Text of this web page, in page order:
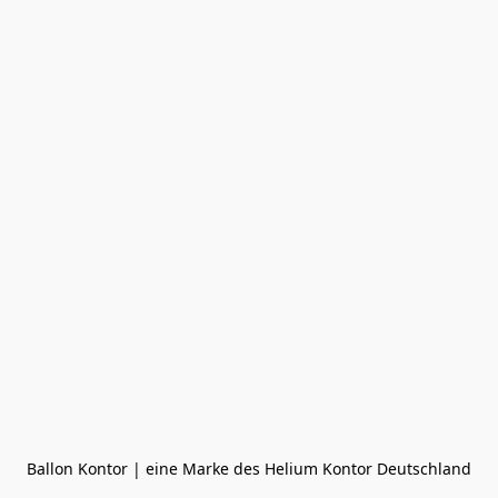
Ballon Kontor | eine Marke des Helium Kontor Deutschland